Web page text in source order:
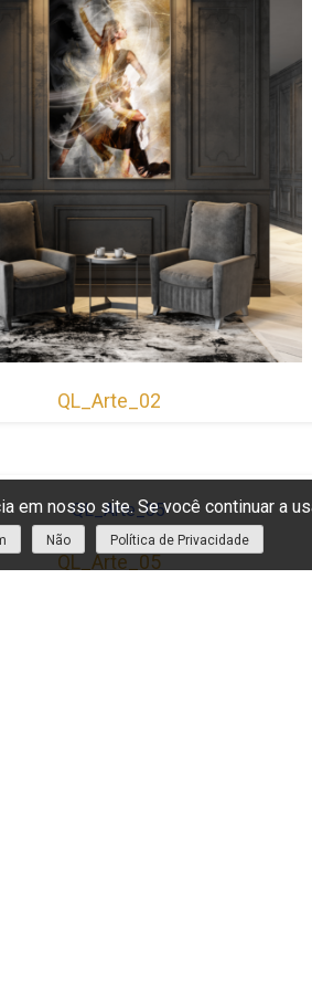
QL_Arte_02
QL_Arte_05
em nosso site. Se você continuar a
Não Política de Privacidade